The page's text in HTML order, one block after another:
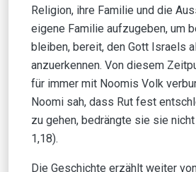
Religion, ihre Familie und die
eigene Familie aufzugeben, um
bleiben, bereit, den Gott Israels
anzuerkennen. Von diesem
für immer mit Noomis Volk
Noomi sah, dass Rut fest
zu gehen, bedrängte sie sie nicht
1,18).
Die Geschichte erzählt weiter